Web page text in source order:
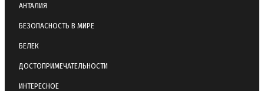
АНТАЛИЯ
БЕЗОПАСНОСТЬ В МИРЕ
БЕЛЕК
ДОСТОПРИМЕЧАТЕЛЬНОСТИ
ИНТЕРЕСНОЕ